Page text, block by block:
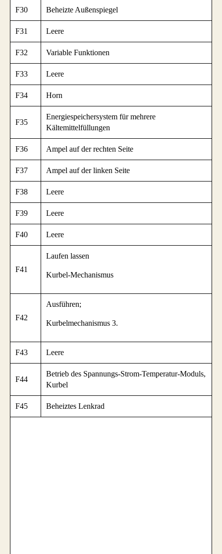
F30 Beheizte Außenspiegel
F31 Leere
F32 Variable Funktionen
F33 Leere
F34 Horn
F35
Energiespeichersystem für mehrere
Kältemittelfüllungen
F36 Ampel auf der rechten Seite
F37 Ampel auf der linken Seite
F38 Leere
F39 Leere
F40 Leere
F41
Laufen lassen
Kurbel-Mechanismus
F42
Ausführen;
Kurbelmechanismus 3.
F43 Leere
F44
Betrieb des Spannungs-Strom-Temperatur-Moduls,
Kurbel
F45 Beheiztes Lenkrad